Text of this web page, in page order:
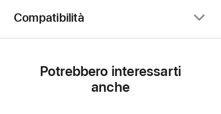
Compatibilità
Potrebbero interessarti
anche